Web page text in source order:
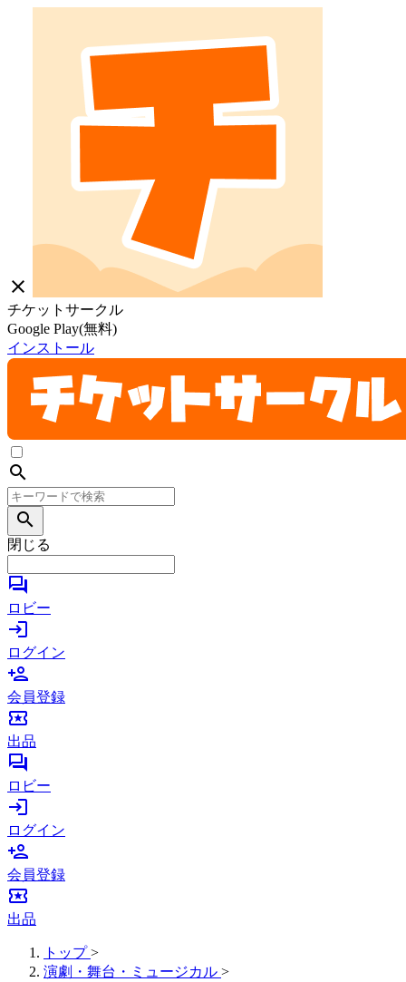
close
チケットサークル
Google Play(無料)
インストール
search
search
閉じる
forum
ロビー
login
ログイン
person_add
会員登録
local_activity
出品
forum
ロビー
login
ログイン
person_add
会員登録
local_activity
出品
トップ >
演劇・舞台・ミュージカル >